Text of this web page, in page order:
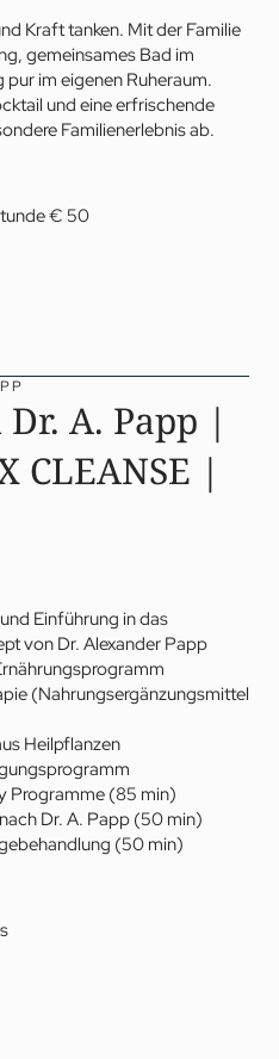
Kraft tanken. Mit der Familie
gemeinsames Bad im
im eigenen Ruheraum.
und eine erfrischende
Familienerlebnis ab.
€ 50
A. Papp |
CLEANSE |
Einführung in das
von Dr. Alexander Papp
(Nahrungsergänzungsmittel
Heilpflanzen
Programme (85 min)
Dr. A. Papp (50 min)
(50 min)